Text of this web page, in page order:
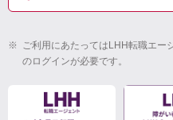
※ ご利用にあたってはLHH転職エー
のログインが必要です。